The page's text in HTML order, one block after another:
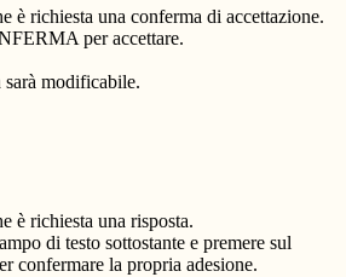
è richiesta una conferma di accettazione.
per accettare.
modificabile.
è richiesta una risposta.
di testo sottostante e premere sul
confermare la propria adesione.